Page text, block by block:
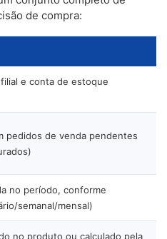
de compra:
e conta de estoque
pedidos de venda pendentes
no período, conforme
semanal/mensal)
no produto ou calculado pela